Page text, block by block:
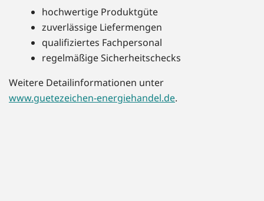
hochwertige Produktgüte
zuverlässige Liefermengen
qualifiziertes Fachpersonal
regelmäßige Sicherheitschecks
Weitere Detailinformationen unter
www.guetezeichen-energiehandel.de.